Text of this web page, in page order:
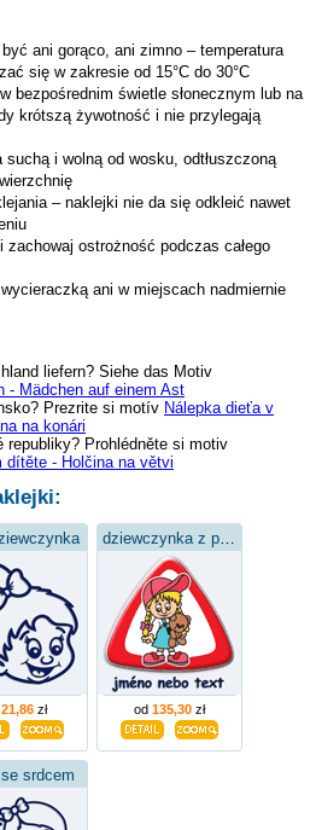
ani gorąco, ani zimno – temperatura
się w zakresie od 15°C do 30°C
bezpośrednim świetle słonecznym lub na
krótszą żywotność i nie przylegają
i wolną od wosku, odtłuszczoną
– naklejki nie da się odkleić nawet
zachowaj ostrożność podczas całego
ani w miejscach nadmiernie
liefern? Siehe das Motiv
- Mädchen auf einem Ast
Prezrite si motív Nálepka dieťa v
na konári
Prohlédněte si motiv
dítěte - Holčina na větvi
21,86 zł od 135,30 zł
srdcem